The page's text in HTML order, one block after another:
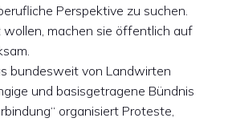
Perspektive zu suchen.
wollen, machen sie öffentlich auf
bundesweit von Landwirten
und basisgetragene Bündnis
organisiert Proteste,